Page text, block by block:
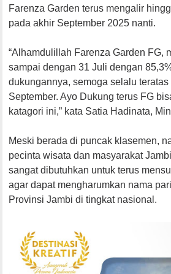
Farenza Garden terus mengalir
pada akhir September 2025 nanti.
“Alhamdulillah Farenza Garden FG,
sampai dengan 31 Juli dengan
dukungannya, semoga selalu
September. Ayo Dukung terus FG
katagori ini,” kata Satia Hadinata,
Meski berada di puncak klasemen,
pecinta wisata dan masyarakat
sangat dibutuhkan untuk terus
agar dapat mengharumkan nama
Provinsi Jambi di tingkat nasional.